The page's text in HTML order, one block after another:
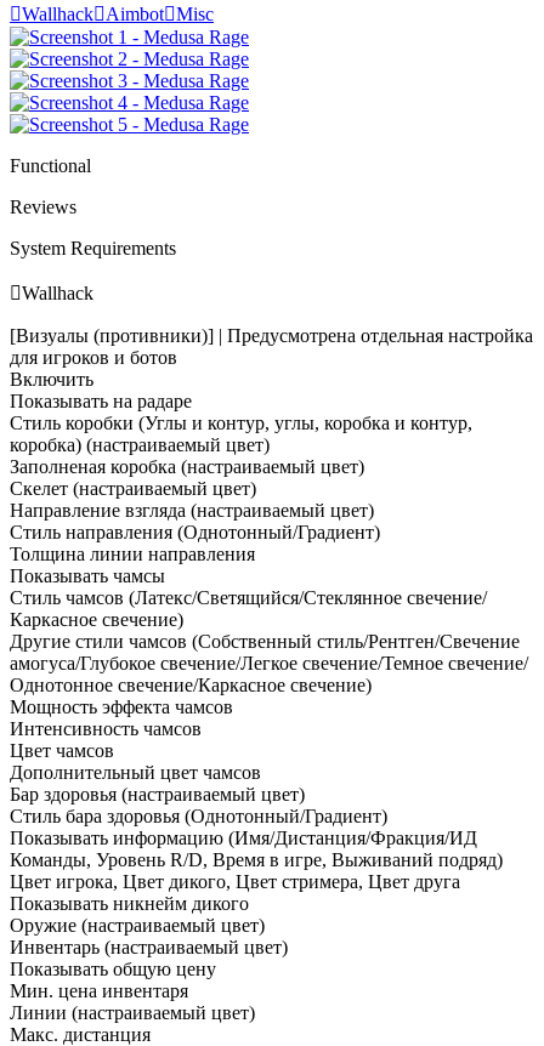
WallhackAimbotMisc
Functional
Reviews
System Requirements
Wallhack
[Визуалы (противники)] | Предусмотрена отдельная настройка
для игроков и ботов
Включить
Показывать на радаре
Стиль коробки (Углы и контур, углы, коробка и контур,
коробка) (настраиваемый цвет)
Заполненая коробка (настраиваемый цвет)
Скелет (настраиваемый цвет)
Направление взгляда (настраиваемый цвет)
Стиль направления (Однотонный/Градиент)
Толщина линии направления
Показывать чамсы
Стиль чамсов (Латекс/Светящийся/Стеклянное свечение/
Каркасное свечение)
Другие стили чамсов (Собственный стиль/Рентген/Свечение
амогуса/Глубокое свечение/Легкое свечение/Темное свечение/
Однотонное свечение/Каркасное свечение)
Мощность эффекта чамсов
Интенсивность чамсов
Цвет чамсов
Дополнительный цвет чамсов
Бар здоровья (настраиваемый цвет)
Стиль бара здоровья (Однотонный/Градиент)
Показывать информацию (Имя/Дистанция/Фракция/ИД
Команды, Уровень R/D, Время в игре, Выживаний подряд)
Цвет игрока, Цвет дикого, Цвет стримера, Цвет друга
Показывать никнейм дикого
Оружие (настраиваемый цвет)
Инвентарь (настраиваемый цвет)
Показывать общую цену
Мин. цена инвентаря
Линии (настраиваемый цвет)
Макс. дистанция